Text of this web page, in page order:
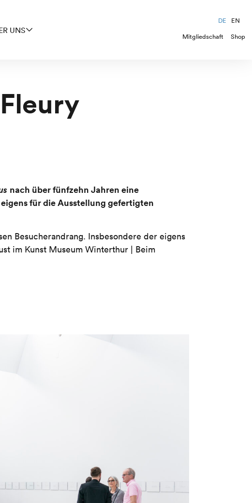
UNS
DE
EN
Mitgliedschaft
Shop
nach über fünfzehn Jahren eine
für die Ausstellung gefertigten
Besucherandrang. Insbesondere der eigens
im Kunst Museum Winterthur | Beim